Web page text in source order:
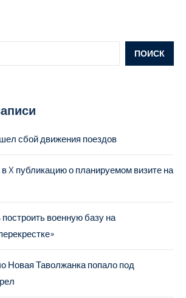
ПОИСК
сбой движения поездов
X публикацию о планируемом визите на
военную базу на
Новая Таволжанка попало под